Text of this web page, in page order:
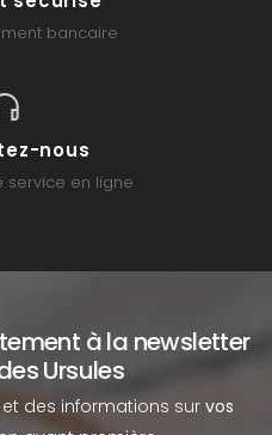
bancaire
nous
service en ligne
à la newsletter
Ursules
des informations sur vos